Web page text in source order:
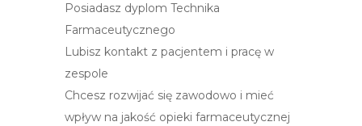
Posiadasz dyplom Technika
Farmaceutycznego
Lubisz kontakt z pacjentem i pracę w
zespole
Chcesz rozwijać się zawodowo i mieć
wpływ na jakość opieki farmaceutycznej